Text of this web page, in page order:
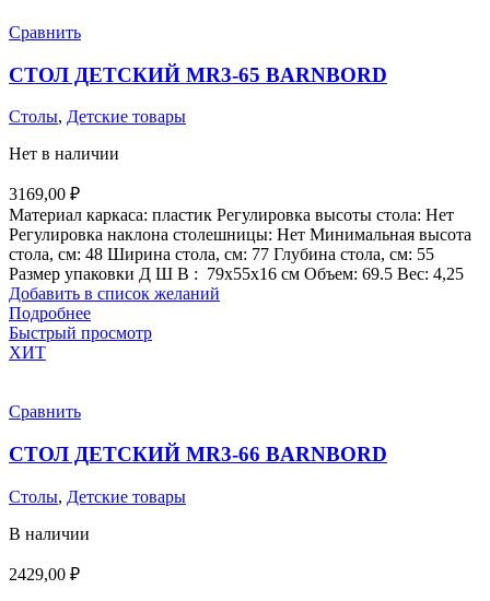
Сравнить
СТОЛ ДЕТСКИЙ MR3-65 BARNBORD
Столы, Детские товары
Нет в наличии
3169,00 ₽
Материал каркаса: пластик Регулировка высоты стола: Нет
Регулировка наклона столешницы: Нет Минимальная высота
стола, см: 48 Ширина стола, см: 77 Глубина стола, см: 55
Размер упаковки Д Ш В : 79x55x16 см Объем: 69.5 Вес: 4,25
Добавить в список желаний
Подробнее
Быстрый просмотр
ХИТ
Сравнить
СТОЛ ДЕТСКИЙ MR3-66 BARNBORD
Столы, Детские товары
В наличии
2429,00 ₽